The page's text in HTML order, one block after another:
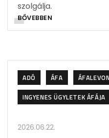
szolgálja.
BŐVEBBEN
ADÓ ÁFA
INGYENES ÜGYLETEK ÁFÁJA
2026.06.22.